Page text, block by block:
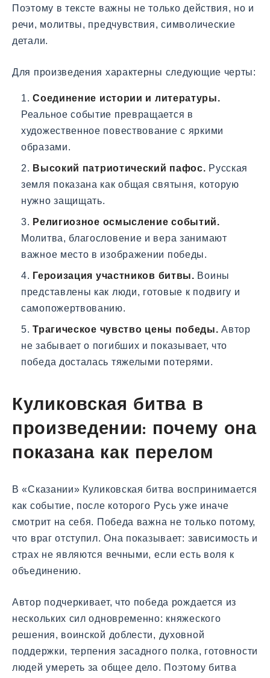
Поэтому в тексте важны не только действия, но и
речи, молитвы, предчувствия, символические
детали.
Для произведения характерны следующие черты:
Соединение истории и литературы.
Реальное событие превращается в
художественное повествование с яркими
образами.
Высокий патриотический пафос. Русская
земля показана как общая святыня, которую
нужно защищать.
Религиозное осмысление событий.
Молитва, благословение и вера занимают
важное место в изображении победы.
Героизация участников битвы. Воины
представлены как люди, готовые к подвигу и
самопожертвованию.
Трагическое чувство цены победы. Автор
не забывает о погибших и показывает, что
победа досталась тяжелыми потерями.
Куликовская битва в
произведении: почему она
показана как перелом
В «Сказании» Куликовская битва воспринимается
как событие, после которого Русь уже иначе
смотрит на себя. Победа важна не только потому,
что враг отступил. Она показывает: зависимость и
страх не являются вечными, если есть воля к
объединению.
Автор подчеркивает, что победа рождается из
нескольких сил одновременно: княжеского
решения, воинской доблести, духовной
поддержки, терпения засадного полка, готовности
людей умереть за общее дело. Поэтому битва